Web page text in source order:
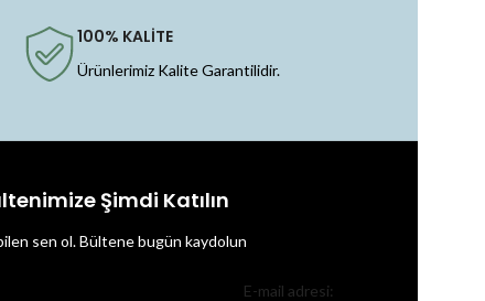
100% KALİTE
Ürünlerimiz Kalite Garantilidir.
Şimdi Katılın
sen ol.Bültene bugün kaydolun
E-mail adresi: